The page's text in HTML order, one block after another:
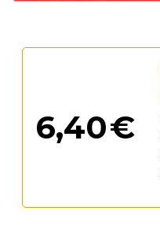
6,40€